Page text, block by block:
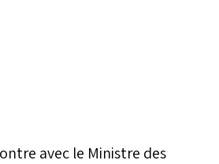
avec le Ministre des